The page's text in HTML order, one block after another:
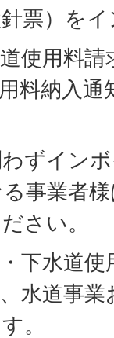
票）を
使用料
料納入
ずイン
事業者
さい。
下水道
水道事
。